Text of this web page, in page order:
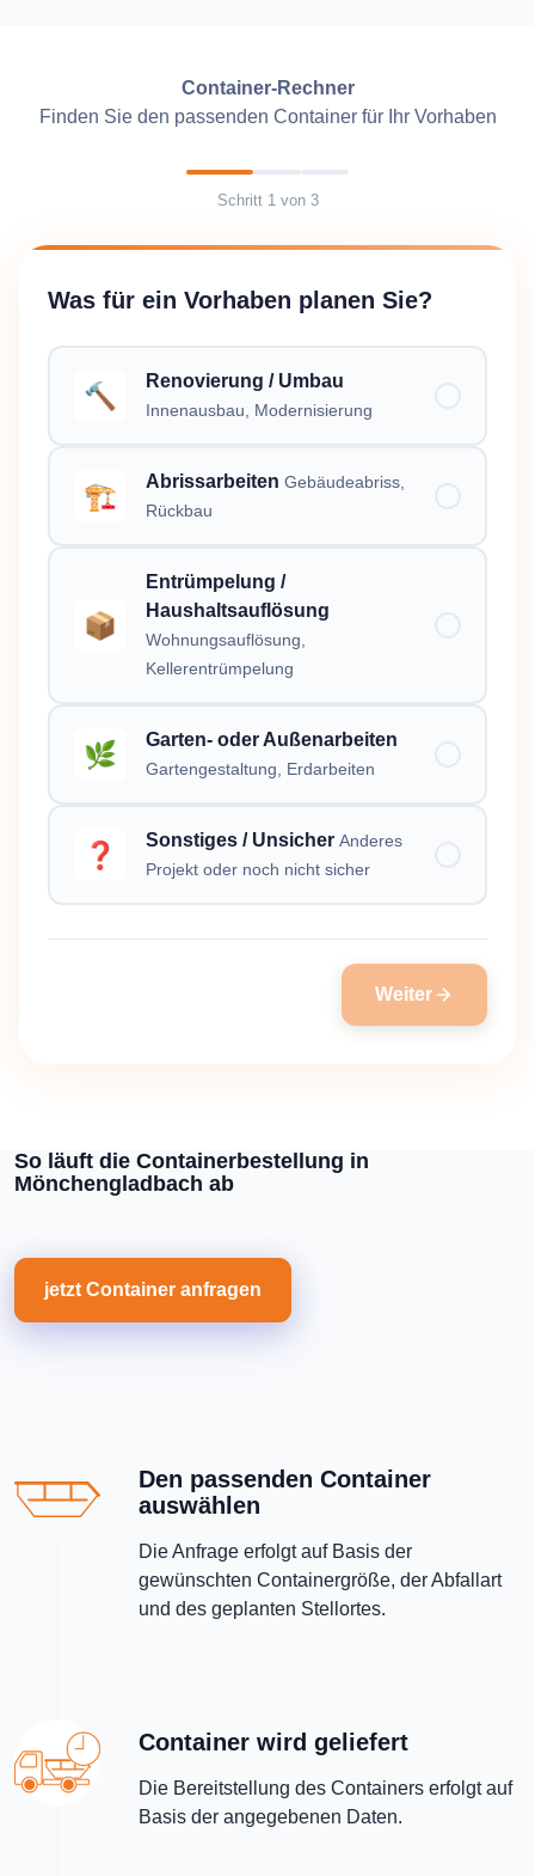
Container-Rechner
Finden Sie den passenden Container für Ihr Vorhaben
Schritt 1von 3
Was für ein Vorhaben planen Sie?
🔨 Renovierung / Umbau
Innenausbau, Modernisierung
🏗️ Abrissarbeiten Gebäudeabriss,
Rückbau
📦
Entrümpelung /
Haushaltsauflösung
Wohnungsauflösung,
Kellerentrümpelung
🌿 Garten- oder Außenarbeiten
Gartengestaltung, Erdarbeiten
❓ Sonstiges / Unsicher Anderes
Projekt oder noch nicht sicher
Weiter
So läuft die Containerbestellung in
Mönchengladbach ab
jetzt Container anfragen
Den passenden Container
auswählen
Die Anfrage erfolgt auf Basis der
gewünschten Containergröße, der Abfallart
und des geplanten Stellortes.
Container wird geliefert
Die Bereitstellung des Containers erfolgt auf
Basis der angegebenen Daten.